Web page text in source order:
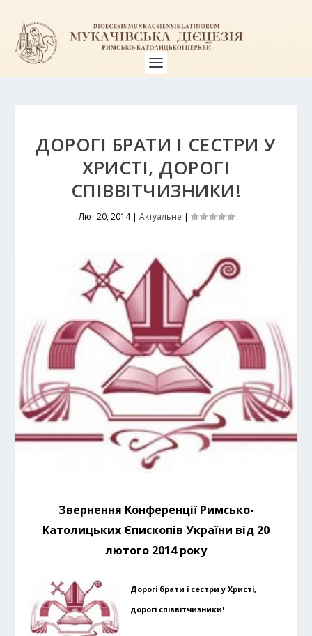
ДОРОГІ БРАТИ І СЕСТРИ У
ХРИСТІ, ДОРОГІ
СПІВВІТЧИЗНИКИ!
Лют 20, 2014| Актуальне |
Звернення КонференціїРимсько-
Католицьких Єпископів України від 20
лютого 2014 року
Дорогі брати і сестри у Христі,
дорогі співвітчизники!